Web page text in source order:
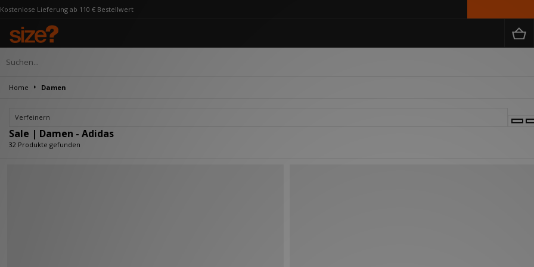
ab 110 € Bestellwert
Home Damen
Verfeinern
Sale | Damen - Adidas
32 Produkte gefunden